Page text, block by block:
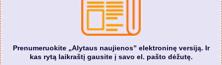
Prenumeruokite „Alytaus naujienos” elektroninę versiją. Ir
kas rytą laikraštį gausite į savo el. pašto dėžutę.